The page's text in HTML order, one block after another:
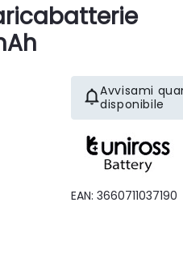
Avvisami
disponibile
EAN: 3660711037190